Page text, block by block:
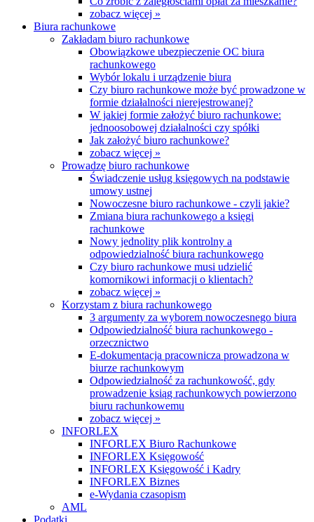
zobacz więcej »
Biura rachunkowe
Zakładam biuro rachunkowe
Obowiązkowe ubezpieczenie OC biura
rachunkowego
Wybór lokalu i urządzenie biura
Czy biuro rachunkowe może być prowadzone w
formie działalności nierejestrowanej?
W jakiej formie założyć biuro rachunkowe:
jednoosobowej działalności czy spółki
Jak założyć biuro rachunkowe?
zobacz więcej »
Prowadzę biuro rachunkowe
Świadczenie usług księgowych na podstawie
umowy ustnej
Nowoczesne biuro rachunkowe - czyli jakie?
Zmiana biura rachunkowego a księgi
rachunkowe
Nowy jednolity plik kontrolny a
odpowiedzialność biura rachunkowego
Czy biuro rachunkowe musi udzielić
komornikowi informacji o klientach?
zobacz więcej »
Korzystam z biura rachunkowego
3 argumenty za wyborem nowoczesnego biura
Odpowiedzialność biura rachunkowego -
orzecznictwo
E-dokumentacja pracownicza prowadzona w
biurze rachunkowym
Odpowiedzialność za rachunkowość, gdy
prowadzenie ksiąg rachunkowych powierzono
biuru rachunkowemu
zobacz więcej »
INFORLEX
INFORLEX Biuro Rachunkowe
INFORLEX Księgowość
INFORLEX Księgowość i Kadry
INFORLEX Biznes
e-Wydania czasopism
AML
Podatki